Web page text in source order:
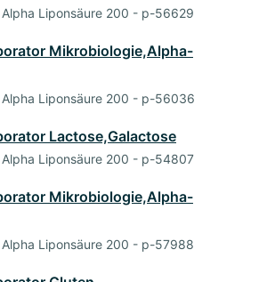
Liponsäure 200 - p-56629
Mikrobiologie,Alpha-
Liponsäure 200 - p-56036
Lactose,Galactose
Liponsäure 200 - p-54807
Mikrobiologie,Alpha-
Liponsäure 200 - p-57988